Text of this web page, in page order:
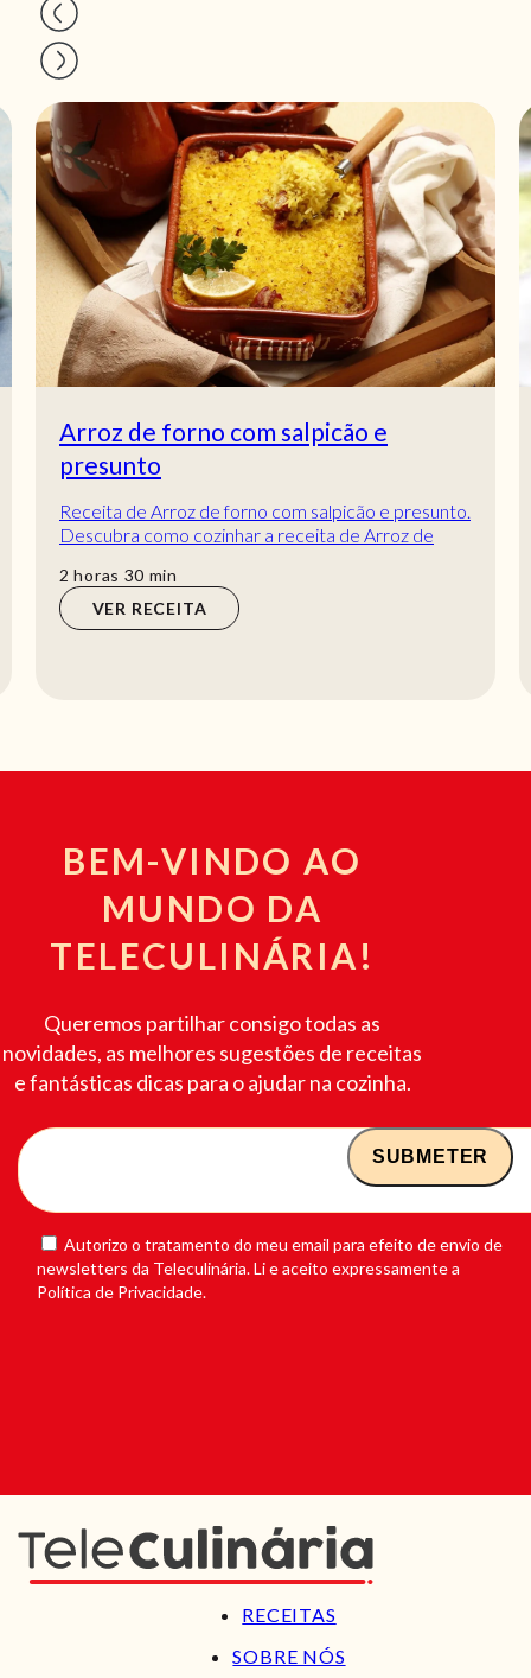
Arroz de forno com salpicão e
presunto
Receita de Arroz de forno com salpicão e presunto.
Descubra como cozinhar a receita de Arroz de
2 horas
horas 30 min
min
VER RECEITA
BEM-VINDO AO
MUNDO DA
TELECULINÁRIA!
Queremos partilhar consigo todas as
novidades, as melhores sugestões de receitas
e fantásticas dicas para o ajudar na cozinha.
Autorizo o tratamento do meu email para efeito de envio de
newsletters da Teleculinária. Li e aceito expressamente a
Política de Privacidade.
RECEITAS
SOBRE NÓS